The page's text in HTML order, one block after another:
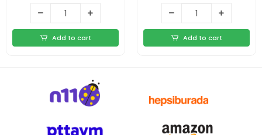
Add to cart Add to cart